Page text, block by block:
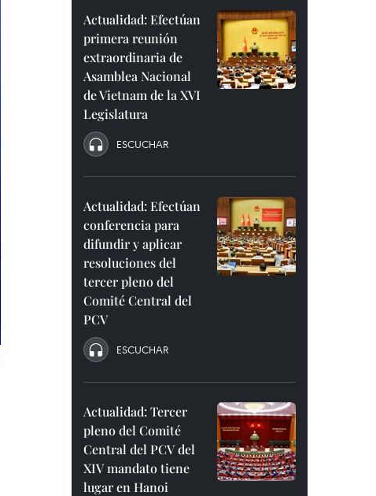
Actualidad: Efectúan
primera reunión
extraordinaria de
Asamblea Nacional
de Vietnam de la XVI
Legislatura
ESCUCHAR
Actualidad: Efectúan
conferencia para
difundir y aplicar
resoluciones del
tercer pleno del
Comité Central del
PCV
ESCUCHAR
Actualidad: Tercer
pleno del Comité
Central del PCV del
XIV mandato tiene
lugar en Hanoi